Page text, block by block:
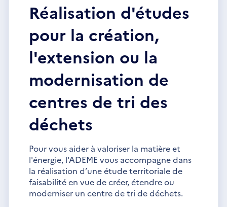
Réalisation d'études
pour la création,
l'extension ou la
modernisation de
centres de tri des
déchets
Pour vous aider à valoriser la matière et
l'énergie, l'ADEME vous accompagne dans
la réalisation d’une étude territoriale de
faisabilité en vue de créer, étendre ou
moderniser un centre de tri de déchets.